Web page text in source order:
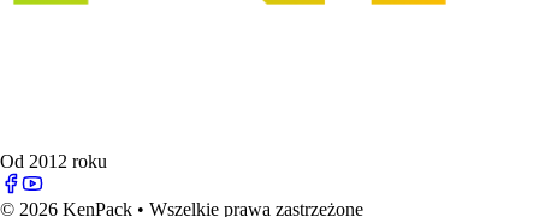
Od 2012 roku
© 2026 KenPack • Wszelkie prawa zastrzeżone